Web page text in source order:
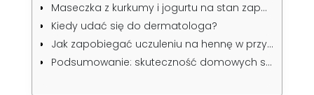
Maseczka z kurkumy i jogurtu na stan zapalny
Kiedy udać się do dermatologa?
Jak zapobiegać uczuleniu na hennę w przyszłości?
Podsumowanie: skuteczność domowych sposobów na uczulenie po hennie